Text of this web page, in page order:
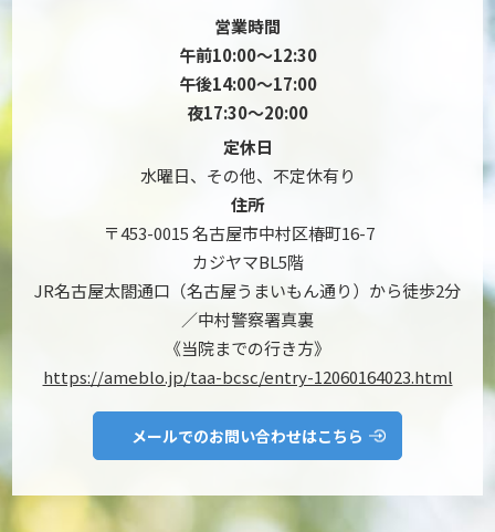
営業時間
午前10:00～12:30
午後14:00～17:00
夜17:30～20:00
定休日
水曜日、その他、不定休有り
住所
〒453-0015 名古屋市中村区椿町16-7
カジヤマBL5階
JR名古屋太閤通口（名古屋うまいもん通り）から徒歩2分
／中村警察署真裏
《当院までの行き方》
https://ameblo.jp/taa-bcsc/entry-12060164023.html
メールでのお問い合わせはこちら